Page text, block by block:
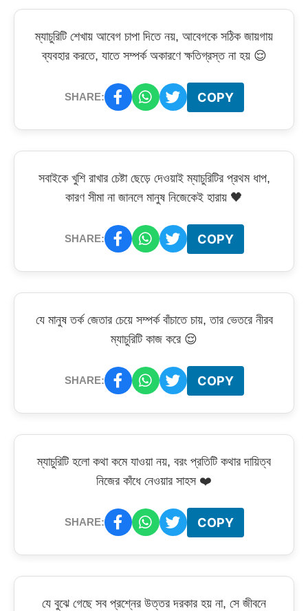
ম্যাচুরিটি শেখায় আবেগ চাপা দিতে নয়, আবেগকে সঠিক জায়গায়
ব্যবহার করতে, যাতে সম্পর্ক অকারণে ক্ষতিগ্রস্ত না হয় 😌
SHARE: COPY
সবাইকে খুশি রাখার চেষ্টা ছেড়ে দেওয়াই ম্যাচুরিটির প্রথম ধাপ,
কারণ সীমা না জানলে মানুষ নিজেকেই হারায় 🖤
SHARE: COPY
যে মানুষ তর্ক জেতার চেয়ে সম্পর্ক বাঁচাতে চায়, তার ভেতরে নীরব
ম্যাচুরিটি কাজ করে 😌
SHARE: COPY
ম্যাচুরিটি হলো কথা কমে যাওয়া নয়, বরং প্রতিটি কথার দায়িত্ব
নিজের কাঁধে নেওয়ার সাহস ❤️
SHARE: COPY
যে বুঝে গেছে সব প্রশ্নের উত্তর দরকার হয় না, সে জীবনে